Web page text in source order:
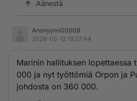
Äänestä
Anonyymi00009
2026-05-12 19:27:44
Marinin hallituksen lopettaessa
000 ja nyt työttömiä Orpon ja
johdosta on 360 000.